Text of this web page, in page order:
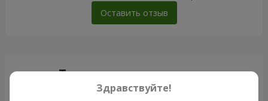
Оставить отзыв
Только что доставили
Здравствуйте!